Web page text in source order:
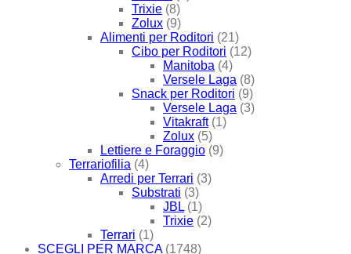
Trixie (8)
Zolux (9)
Alimenti per Roditori (21)
Cibo per Roditori (12)
Manitoba (4)
Versele Laga (8)
Snack per Roditori (9)
Versele Laga (3)
Vitakraft (1)
Zolux (5)
Lettiere e Foraggio (9)
Terrariofilia (4)
Arredi per Terrari (3)
Substrati (3)
JBL (1)
Trixie (2)
Terrari (1)
SCEGLI PER MARCA (1748)